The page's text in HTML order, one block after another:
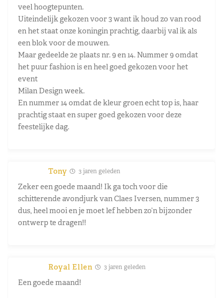
veel hoogtepunten.
Uiteindelijk gekozen voor 3 want ik houd zo van rood
en het staat onze koningin prachtig, daarbij val ik als
een blok voor de mouwen.
Maar gedeelde 2e plaats nr. 9 en 14. Nummer 9 omdat
het puur fashion is en heel goed gekozen voor het
event
Milan Design week.
En nummer 14 omdat de kleur groen echt top is, haar
prachtig staat en super goed gekozen voor deze
feestelijke dag.
Tony 3 jaren geleden
Zeker een goede maand! Ik ga toch voor die
schitterende avondjurk van Claes Iversen, nummer 3
dus, heel mooi en je moet lef hebben zo’n bijzonder
ontwerp te dragen!!
Royal Ellen 3 jaren geleden
Een goede maand!